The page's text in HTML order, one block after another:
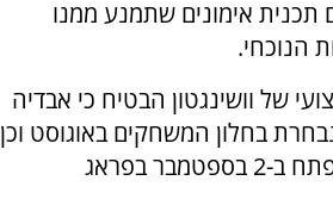
תכנית אימונים שתמנע ממנו
הנוכחי.
של וושינגטון הבטיח כי אבדיה
בחלון המשחקים באוגוסט וכן
באליפות אירופה שתיפתח ב-2 בספטמבר בפראג